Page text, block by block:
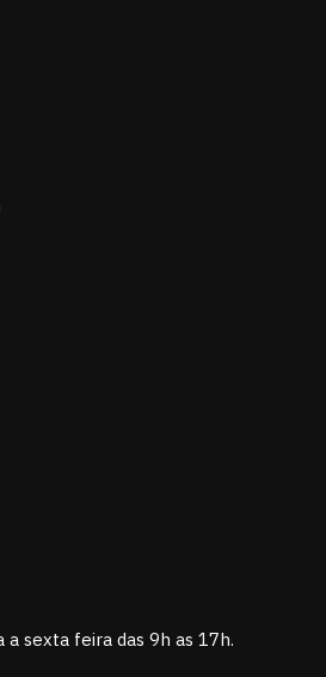
a sexta feira das 9h as 17h.